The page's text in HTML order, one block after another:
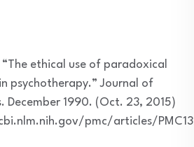
“The ethical use of paradoxical
psychotherapy.” Journal of
December 1990. (Oct. 23, 2015)
pmc/articles/